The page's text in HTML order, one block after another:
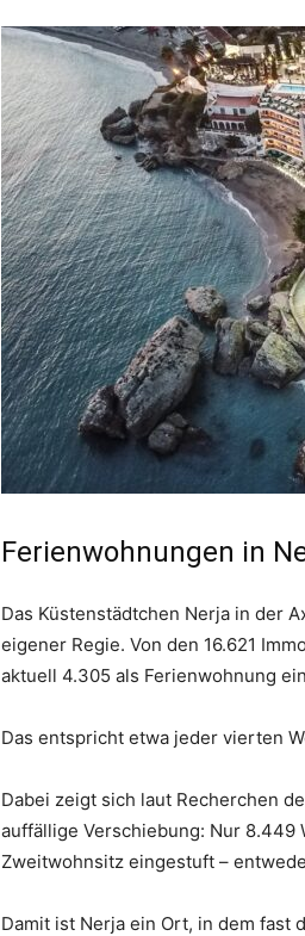
Ferienwohnungen in
Das Küstenstädtchen Nerja in der
eigener Regie. Von den 16.621
aktuell 4.305 als Ferienwohnung
Das entspricht etwa jeder vierten
Dabei zeigt sich laut Recherchen
auffällige Verschiebung: Nur 8.449
Zweitwohnsitz eingestuft –
Damit ist Nerja ein Ort, in dem fast